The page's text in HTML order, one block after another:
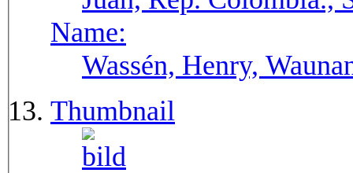
Name:
Wassén, Henry,
Thumbnail